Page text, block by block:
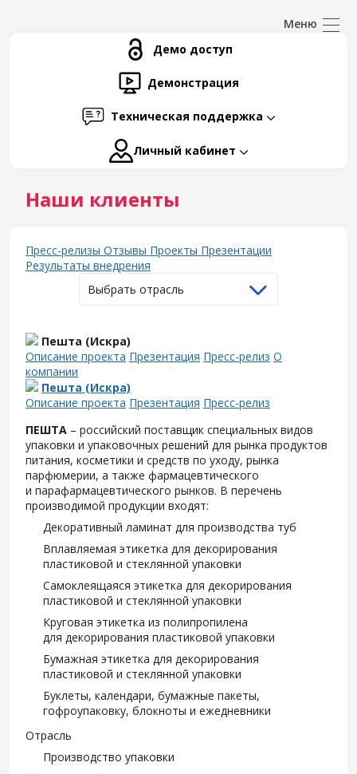
Демо доступ
Демонстрация
Техническая поддержка
Личный кабинет
Наши клиенты
Пресс-релизы Отзывы Проекты Презентации
Результаты внедрения
Выбрать отрасль
Пешта (Искра)
Описание проекта Презентация Пресс-релиз О
компании
Пешта (Искра)
Описание проекта Презентация Пресс-релиз
ПЕШТА – российский поставщик специальных видов
упаковки и упаковочных решений для рынка продуктов
питания, косметики и средств по уходу, рынка
парфюмерии, а также фармацевтического
и парафармацевтического рынков. В перечень
производимой продукции входят:
Декоративный ламинат для производства туб
Вплавляемая этикетка для декорирования
пластиковой и стеклянной упаковки
Самоклеящаяся этикетка для декорирования
пластиковой и стеклянной упаковки
Круговая этикетка из полипропилена
для декорирования пластиковой упаковки
Бумажная этикетка для декорирования
пластиковой и стеклянной упаковки
Буклеты, календари, бумажные пакеты,
гофроупаковку, блокноты и ежедневники
Отрасль
Производство упаковки